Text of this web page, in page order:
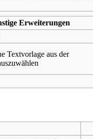
Erweiterungen
Textvorlage aus der